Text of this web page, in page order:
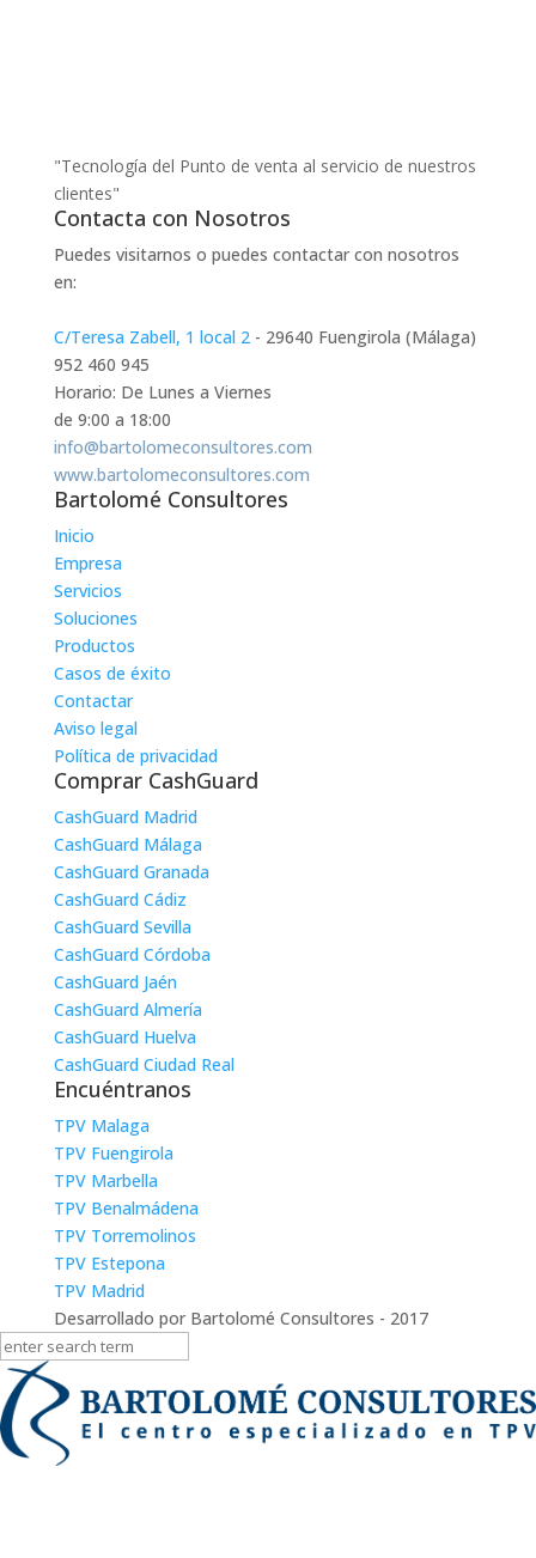
"Tecnología del Punto de venta al servicio de nuestros
clientes"
Contacta con Nosotros
Puedes visitarnos o puedes contactar con nosotros
en:
C/Teresa Zabell, 1 local 2- 29640 Fuengirola (Málaga)
952 460 945
Horario: De Lunes a Viernes
de 9:00 a 18:00
info@bartolomeconsultores.com
www.bartolomeconsultores.com
Bartolomé Consultores
Inicio
Empresa
Servicios
Soluciones
Productos
Casos de éxito
Contactar
Aviso legal
Política de privacidad
Comprar CashGuard
CashGuard Madrid
CashGuard Málaga
CashGuard Granada
CashGuard Cádiz
CashGuard Sevilla
CashGuard Córdoba
CashGuard Jaén
CashGuard Almería
CashGuard Huelva
CashGuard Ciudad Real
Encuéntranos
TPV Malaga
TPV Fuengirola
TPV Marbella
TPV Benalmádena
TPV Torremolinos
TPV Estepona
TPV Madrid
Desarrollado por Bartolomé Consultores - 2017